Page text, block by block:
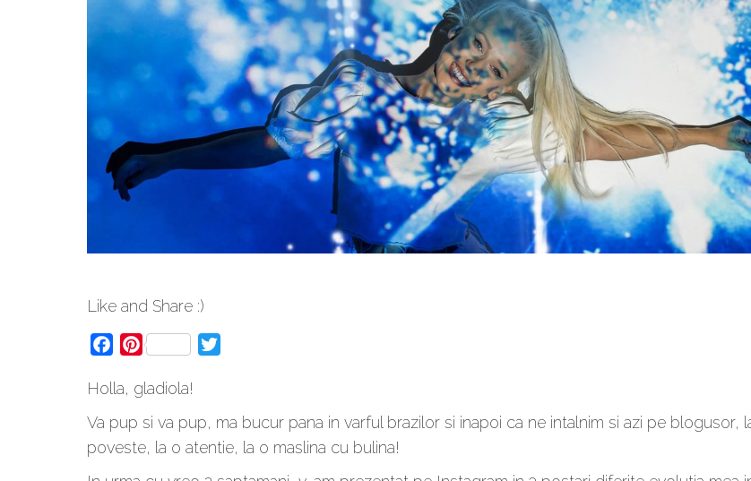
Like and Share :)
FacebookPinterest
Holla, gladiola!
Va pup si va pup, ma bucur pana in varful brazilor si inapoi ca ne intalnim si azi pe blogusor,
poveste, la o atentie, la o maslina cu bulina!